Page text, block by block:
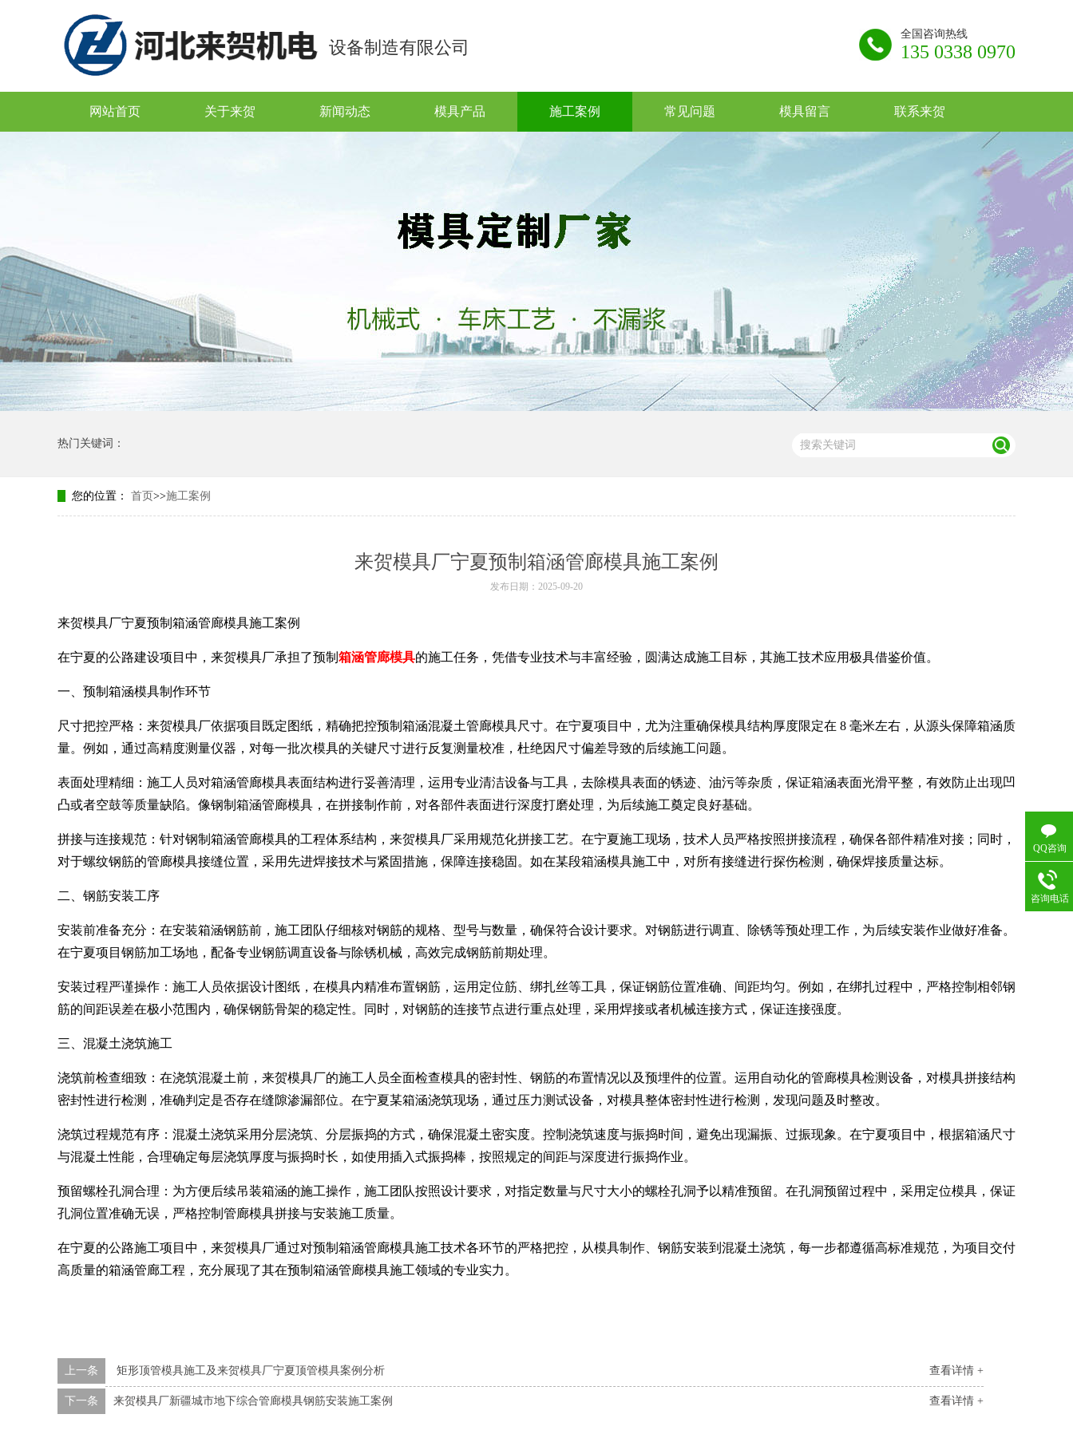
设备制造有限公司
全国咨询热线
135 0338 0970
网站首页 关于来贺 新闻动态 模具产品 施工案例 常见问题 模具留言 联系来贺
热门关键词：
您的位置： 首页 >>施工案例
来贺模具厂宁夏预制箱涵管廊模具施工案例
发布日期：2025-09-20
来贺模具厂宁夏预制箱涵管廊模具施工案例
在宁夏的公路建设项目中，来贺模具厂承担了预制 箱涵管廊模具的施工任务，凭借专业技术与丰富经验，圆满达成施工目标，其施工技术应用极具借鉴价值。
一、预制箱涵模具制作环节
尺寸把控严格：来贺模具厂依据项目既定图纸，精确把控预制箱涵混凝土管廊模具尺寸。在宁夏项目中，尤为注重确保模具结构厚度限定在 8 毫米左右，从源头保障箱涵质
量。例如，通过高精度测量仪器，对每一批次模具的关键尺寸进行反复测量校准，杜绝因尺寸偏差导致的后续施工问题。
表面处理精细：施工人员对箱涵管廊模具表面结构进行妥善清理，运用专业清洁设备与工具，去除模具表面的锈迹、油污等杂质，保证箱涵表面光滑平整，有效防止出现凹
凸或者空鼓等质量缺陷。像钢制箱涵管廊模具，在拼接制作前，对各部件表面进行深度打磨处理，为后续施工奠定良好基础。
拼接与连接规范：针对钢制箱涵管廊模具的工程体系结构，来贺模具厂采用规范化拼接工艺。在宁夏施工现场，技术人员严格按照拼接流程，确保各部件精准对接；同时，
对于螺纹钢筋的管廊模具接缝位置，采用先进焊接技术与紧固措施，保障连接稳固。如在某段箱涵模具施工中，对所有接缝进行探伤检测，确保焊接质量达标。
二、钢筋安装工序
安装前准备充分：在安装箱涵钢筋前，施工团队仔细核对钢筋的规格、型号与数量，确保符合设计要求。对钢筋进行调直、除锈等预处理工作，为后续安装作业做好准备。
在宁夏项目钢筋加工场地，配备专业钢筋调直设备与除锈机械，高效完成钢筋前期处理。
安装过程严谨操作：施工人员依据设计图纸，在模具内精准布置钢筋，运用定位筋、绑扎丝等工具，保证钢筋位置准确、间距均匀。例如，在绑扎过程中，严格控制相邻钢
筋的间距误差在极小范围内，确保钢筋骨架的稳定性。同时，对钢筋的连接节点进行重点处理，采用焊接或者机械连接方式，保证连接强度。
三、混凝土浇筑施工
浇筑前检查细致：在浇筑混凝土前，来贺模具厂的施工人员全面检查模具的密封性、钢筋的布置情况以及预埋件的位置。运用自动化的管廊模具检测设备，对模具拼接结构
密封性进行检测，准确判定是否存在缝隙渗漏部位。在宁夏某箱涵浇筑现场，通过压力测试设备，对模具整体密封性进行检测，发现问题及时整改。
浇筑过程规范有序：混凝土浇筑采用分层浇筑、分层振捣的方式，确保混凝土密实度。控制浇筑速度与振捣时间，避免出现漏振、过振现象。在宁夏项目中，根据箱涵尺寸
与混凝土性能，合理确定每层浇筑厚度与振捣时长，如使用插入式振捣棒，按照规定的间距与深度进行振捣作业。
预留螺栓孔洞合理：为方便后续吊装箱涵的施工操作，施工团队按照设计要求，对指定数量与尺寸大小的螺栓孔洞予以精准预留。在孔洞预留过程中，采用定位模具，保证
孔洞位置准确无误，严格控制管廊模具拼接与安装施工质量。
在宁夏的公路施工项目中，来贺模具厂通过对预制箱涵管廊模具施工技术各环节的严格把控，从模具制作、钢筋安装到混凝土浇筑，每一步都遵循高标准规范，为项目交付
高质量的箱涵管廊工程，充分展现了其在预制箱涵管廊模具施工领域的专业实力。
查看详情 +
上一条 矩形顶管模具施工及来贺模具厂宁夏顶管模具案例分析
查看详情 +
下一条 来贺模具厂新疆城市地下综合管廊模具钢筋安装施工案例
QQ咨询
咨询电话